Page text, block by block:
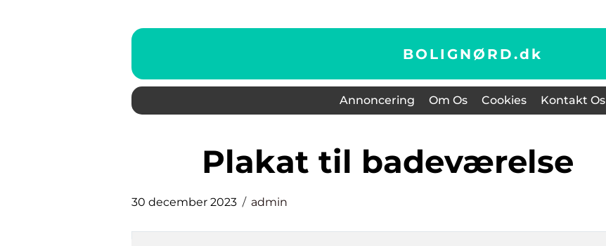
BOLIGNØRD.dk
Annoncering Om Os Cookies Kontakt Os
plakat til badeværelse
30 december 2023 admin